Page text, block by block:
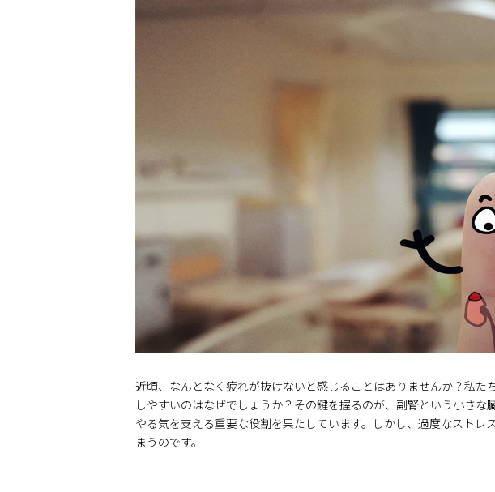
近頃、なんとなく疲れが抜けないと感じることはありませんか？私
しやすいのはなぜでしょうか？その鍵を握るのが、副腎という小さ
やる気を支える重要な役割を果たしています。しかし、過度なスト
まうのです。